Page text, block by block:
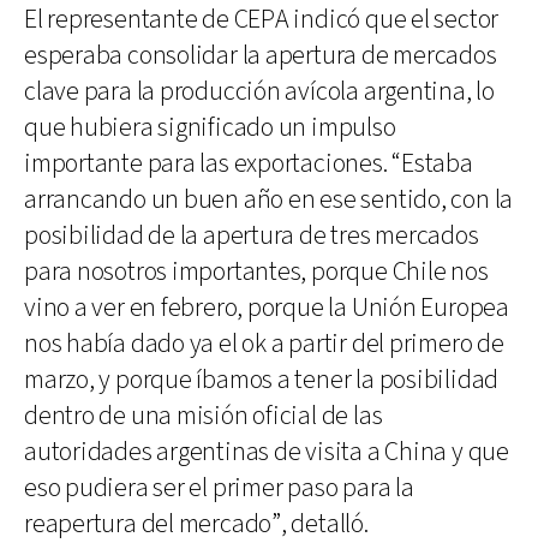
El representante de CEPA indicó que el sector
esperaba consolidar la apertura de mercados
clave para la producción avícola argentina, lo
que hubiera significado un impulso
importante para las exportaciones. “Estaba
arrancando un buen año en ese sentido, con la
posibilidad de la apertura de tres mercados
para nosotros importantes, porque Chile nos
vino a ver en febrero, porque la Unión Europea
nos había dado ya el ok a partir del primero de
marzo, y porque íbamos a tener la posibilidad
dentro de una misión oficial de las
autoridades argentinas de visita a China y que
eso pudiera ser el primer paso para la
reapertura del mercado”, detalló.